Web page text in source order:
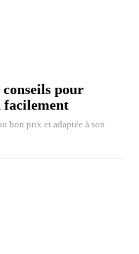
pour
bon prix et adaptée à son